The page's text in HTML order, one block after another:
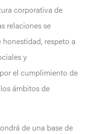
corporativa de
relaciones se
respeto a
y
el cumplimiento de
ámbitos de
de una base de